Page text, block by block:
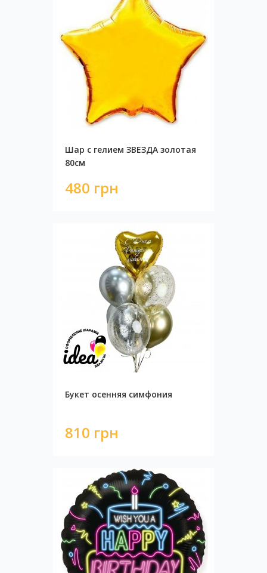
Шар с гелием ЗВЕЗДА золотая
80см
480 грн
Букет осенняя симфония
810 грн